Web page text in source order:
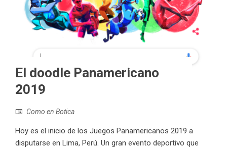
El doodle Panamericano
2019
Como en Botica
Hoy es el inicio de los Juegos Panamericanos 2019 a
disputarse en Lima, Perú. Un gran evento deportivo que